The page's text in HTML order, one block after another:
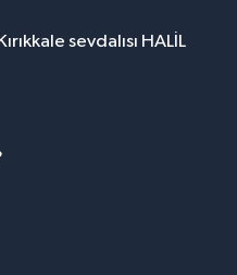
sevdalısı HALİL